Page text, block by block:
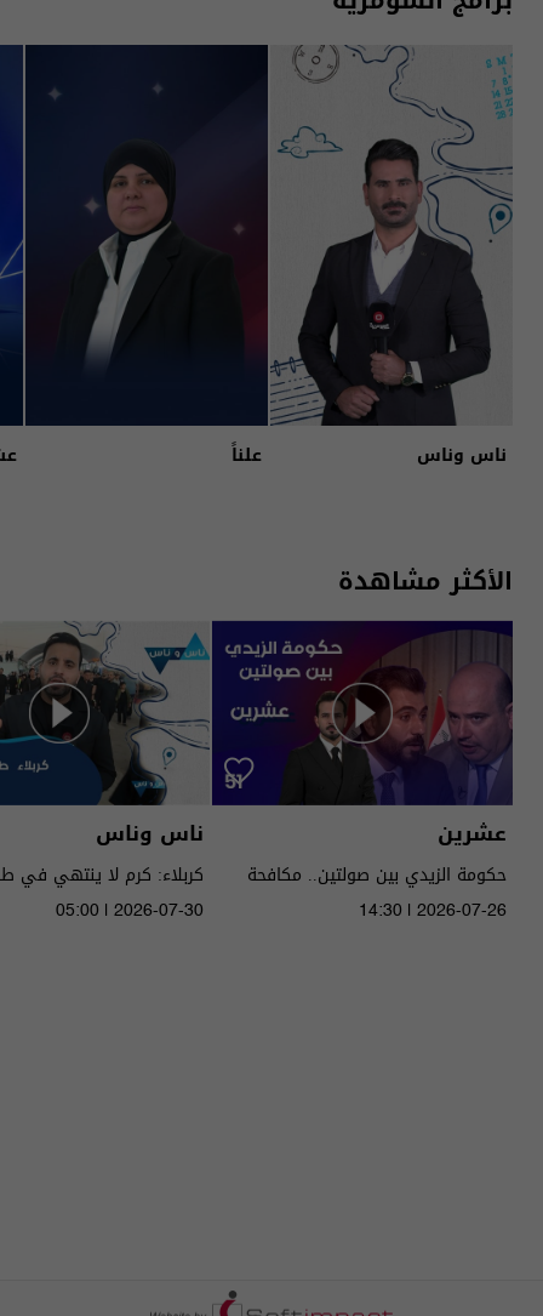
ناس وناس علناً
الأكثر مشاهدة
عشرين
حكومة الزيدي بين صولتين.. مكافحة
14:30 | 2026-07-26
ناس وناس
كربلاء: كرم لا ينتهي في
05:00 | 2026-07-30